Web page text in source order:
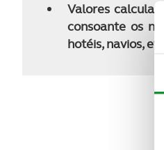
Valores
consoante os
hotéis, navios,